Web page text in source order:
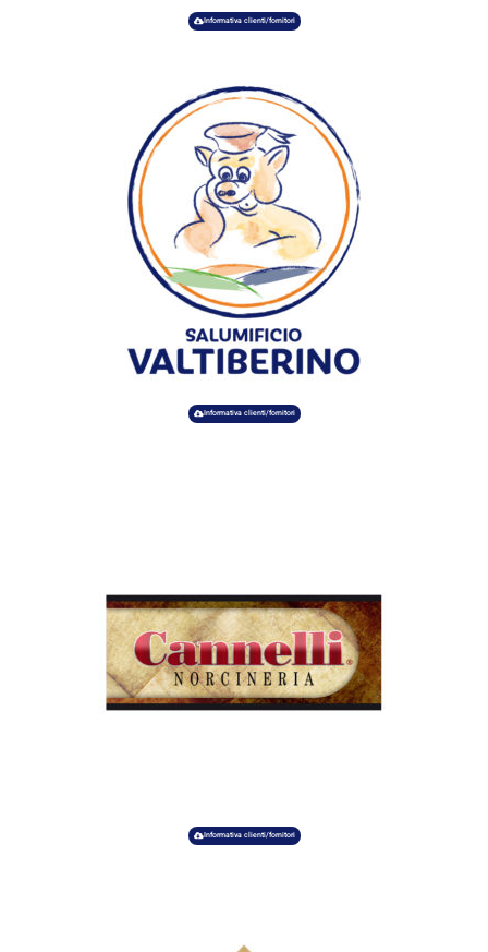
Informativa clienti/fornitori
Informativa clienti/fornitori
Informativa clienti/fornitori